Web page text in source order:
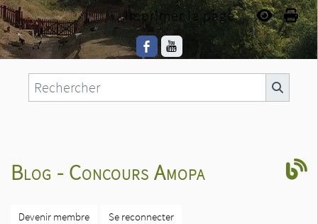
Imprimer la page...
Blog - Concours Amopa
Devenir membre Se reconnecter